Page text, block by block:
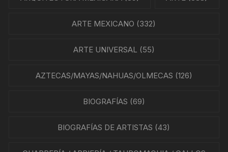
ARTE MEXICANO (332)
ARTE UNIVERSAL (55)
AZTECAS/MAYAS/NAHUAS/OLMECAS (126)
BIOGRAFÍAS (69)
BIOGRAFÍAS DE ARTISTAS (43)